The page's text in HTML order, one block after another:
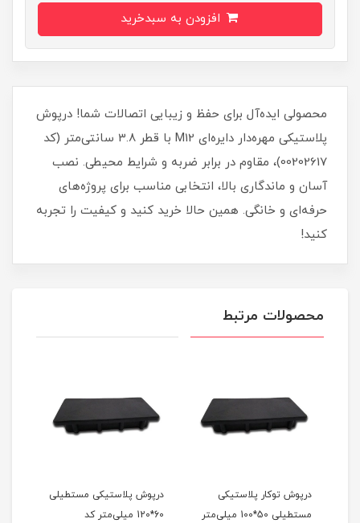
محصولی ایده‌آل برای حفظ و زیبایی اتصالات شما! درپوش
پلاستیکی مهره‌دار دایره‌ای M12 با قطر 3.8 سانتی‌متر (کد
00202617)، مقاوم در برابر ضربه و شرایط محیطی. نصب
آسان و ماندگاری بالا، انتخابی مناسب برای پروژه‌های
حرفه‌ای و خانگی. همین حالا خرید کنید و کیفیت را تجربه
کنید!
محصولات مرتبط
درپوش توکار پلاستیکی
مستطیلی 50*100 میلی‌متر
درپوش پلاستیکی مستطیلی
60*120 میلی‌متر کد